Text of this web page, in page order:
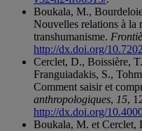
Boukala, M.,
Nouvelles relations à la
transhumanisme.
http://dx.doi.org/
Cerclet, D., Boissière,
Franguiadakis, S.,
Comment saisir et
anthropologiques, 15,
http://dx.doi.org/
Boukala, M. et Cerclet,